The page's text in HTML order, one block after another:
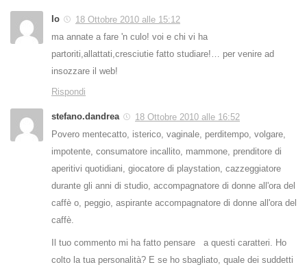
Io
18 Ottobre 2010 alle 15:12
ma annate a fare 'n culo! voi e chi vi ha
partoriti,allattati,cresciutie fatto studiare!… per venire ad
insozzare il web!
Rispondi
stefano.dandrea
18 Ottobre 2010 alle 16:52
Povero mentecatto, isterico, vaginale, perditempo, volgare,
impotente, consumatore incallito, mammone, prenditore di
aperitivi quotidiani, giocatore di playstation, cazzeggiatore
durante gli anni di studio, accompagnatore di donne all'ora del
caffè o, peggio, aspirante accompagnatore di donne all'ora del
caffè.
Il tuo commento mi ha fatto pensare a questi caratteri. Ho
colto la tua personalità? E se ho sbagliato, quale dei suddetti